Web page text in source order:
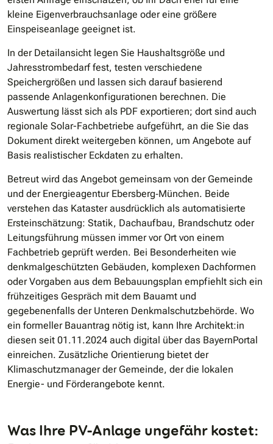
kleine Eigenverbrauchsanlage oder eine größere
Einspeiseanlage geeignet ist.
In der Detailansicht legen Sie Haushaltsgröße und
Jahresstrombedarf fest, testen verschiedene
Speichergrößen und lassen sich darauf basierend
passende Anlagenkonfigurationen berechnen. Die
Auswertung lässt sich als PDF exportieren; dort sind auch
regionale Solar-Fachbetriebe aufgeführt, an die Sie das
Dokument direkt weitergeben können, um Angebote auf
Basis realistischer Eckdaten zu erhalten.
Betreut wird das Angebot gemeinsam von der Gemeinde
und der Energieagentur Ebersberg‐München. Beide
verstehen das Kataster ausdrücklich als automatisierte
Ersteinschätzung: Statik, Dachaufbau, Brandschutz oder
Leitungsführung müssen immer vor Ort von einem
Fachbetrieb geprüft werden. Bei Besonderheiten wie
denkmalgeschützten Gebäuden, komplexen Dachformen
oder Vorgaben aus dem Bebauungsplan empfiehlt sich ein
frühzeitiges Gespräch mit dem Bauamt und
gegebenenfalls der Unteren Denkmalschutzbehörde. Wo
ein formeller Bauantrag nötig ist, kann Ihre Architekt:in
diesen seit 01.11.2024 auch digital über das BayernPortal
einreichen. Zusätzliche Orientierung bietet der
Klimaschutzmanager der Gemeinde, der die lokalen
Energie- und Förderangebote kennt.
Was Ihre PV-Anlage ungefähr kostet: